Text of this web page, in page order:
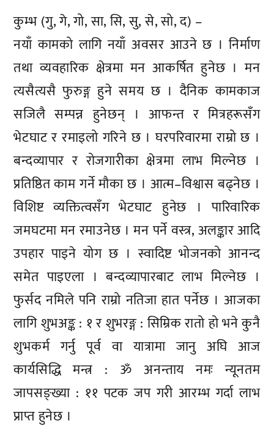
कुम्भ (गु, गे, गो, सा, सि, सु, से, सो, द) –
नयाँ कामको लागि नयाँ अवसर आउने छ । निर्माण
तथा व्यवहारिक क्षेत्रमा मन आकर्षित हुनेछ । मन
त्यसैत्यसै फुरुङ्ग हुने समय छ । दैनिक कामकाज
सजिलै सम्पन्न हुनेछन् । आफन्त र मित्रहरूसँग
भेटघाट र रमाइलो गरिने छ । घरपरिवारमा राम्रो छ ।
बन्दव्यापार र रोजगारीका क्षेत्रमा लाभ मिल्नेछ ।
प्रतिष्ठित काम गर्ने मौका छ । आत्म–विश्वास बढ्नेछ ।
विशिष्ट व्यक्तित्वसँग भेटघाट हुनेछ । पारिवारिक
जमघटमा मन रमाउनेछ । मन पर्ने वस्त्र, अलङ्कार आदि
उपहार पाइने योग छ । स्वादिष्ट भोजनको आनन्द
समेत पाइएला । बन्दव्यापारबाट लाभ मिल्नेछ ।
फुर्सद नमिले पनि राम्रो नतिजा हात पर्नेछ । आजका
लागि शुभअङ्क : १ र शुभरङ्ग : सिम्रिक रातो हो भने कुनै
शुभकर्म गर्नु पूर्व वा यात्रामा जानु अघि आज
कार्यसिद्धि मन्त्र : ॐ अनन्ताय नमः न्यूनतम
जापसङ्ख्या : ११ पटक जप गरी आरम्भ गर्दा लाभ
प्राप्त हुनेछ ।